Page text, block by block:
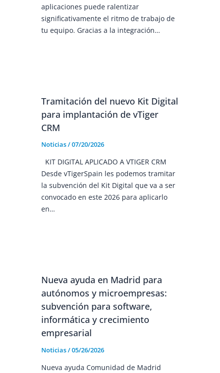
aplicaciones puede ralentizar
significativamente el ritmo de trabajo de
tu equipo. Gracias a la integración…
Tramitación del nuevo Kit Digital
para implantación de vTiger
CRM
Noticias/07/20/2026
KIT DIGITAL APLICADO A VTIGER CRM
Desde vTigerSpain les podemos tramitar
la subvención del Kit Digital que va a ser
convocado en este 2026 para aplicarlo
en…
Nueva ayuda en Madrid para
autónomos y microempresas:
subvención para software,
informática y crecimiento
empresarial
Noticias/05/26/2026
Nueva ayuda Comunidad de Madrid